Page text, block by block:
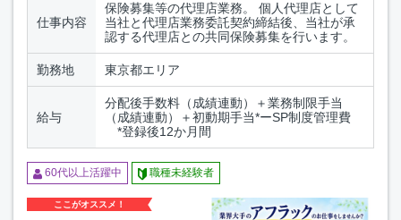
仕事内容
保険募集等の代理店業務。 個人代理店として
当社と代理店業務委託契約締結後、当社が承
認する代理店との共同保険募集を行います。
勤務地 東京都エリア
給与
分配後手数料（成績連動）＋業務制限手当
（成績連動）＋初動期手当*ーSP制度管理費
*登録後12か月間
60代以上活躍中 職種未経験者
ここがオススメ！